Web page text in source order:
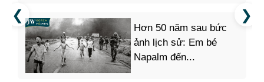
Hơn 50 năm sau bức
ảnh lịch sử: Em bé
Napalm đến...